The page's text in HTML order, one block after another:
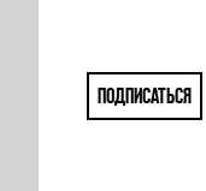
ПОДПИСАТЬСЯ